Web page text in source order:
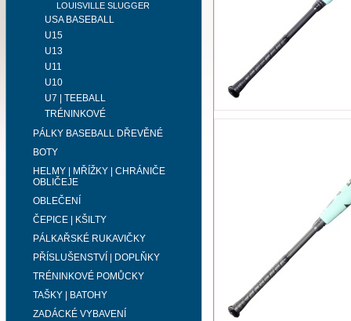
LOUISVILLE SLUGGER
USA BASEBALL
U15
U13
U11
U10
U7 | TEEBALL
TRÉNINKOVÉ
PÁLKY BASEBALL DŘEVĚNÉ
BOTY
HELMY | MŘÍŽKY | CHRÁNIČE
OBLIČEJE
OBLEČENÍ
ČEPICE | KŠILTY
PÁLKAŘSKÉ RUKAVIČKY
PŘÍSLUŠENSTVÍ | DOPLŇKY
TRÉNINKOVÉ POMŮCKY
TAŠKY | BATOHY
ZADÁCKÉ VYBAVENÍ